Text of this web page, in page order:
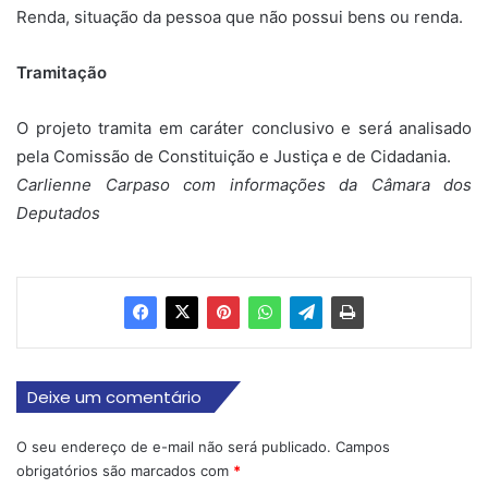
Renda, situação da pessoa que não possui bens ou renda.
Tramitação
O projeto tramita em caráter conclusivo e será analisado
pela Comissão de Constituição e Justiça e de Cidadania.
Carlienne Carpaso com informações da Câmara dos
Deputados
Deixe um comentário
O seu endereço de e-mail não será publicado. Campos
obrigatórios são marcados com *